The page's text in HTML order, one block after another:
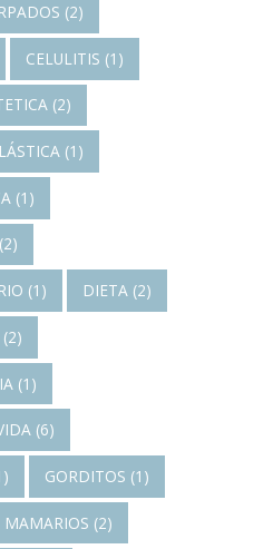
(2)
CELULITIS (1)
(2)
(1)
(1)
(2)
(1) DIETA(2)
(2)
(1)
(6)
GORDITOS (1)
(2)